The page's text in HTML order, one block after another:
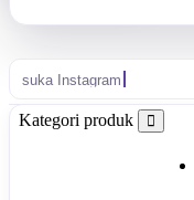
suka Instagra
Kategori produk